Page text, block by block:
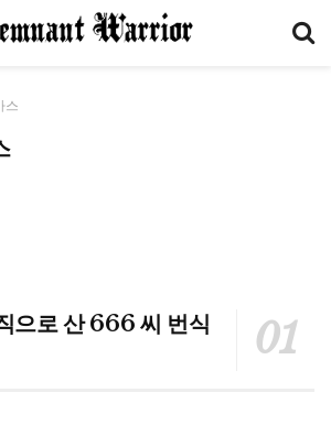
스
으로 산 666 씨 번식